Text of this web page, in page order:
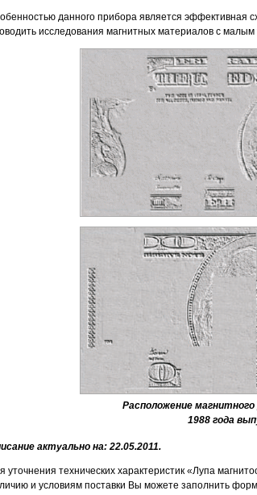
данного прибора является эффективная
исследования магнитных материалов с малым
Расположение
1988 года
актуально на: 22.05.2011.
уточнения технических характеристик «Лупа
и условиям поставки Вы можете заполнить